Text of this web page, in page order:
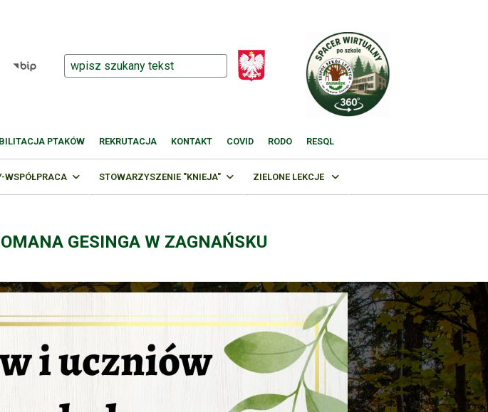
PTAKÓW REKRUTACJA KONTAKT COVID RODO RESQL
WSPÓŁPRACA STOWARZYSZENIE "KNIEJA" ZIELONE LEKCJE
GESINGA W ZAGNAŃSKU